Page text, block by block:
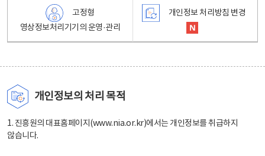
고정형
영상정보처리기기의 운영·관리
개인정보 처리방침 변경
개인정보의 처리 목적
1. 진흥원의 대표홈페이지(www.nia.or.kr)에서는 개인정보를 취급하지
않습니다.